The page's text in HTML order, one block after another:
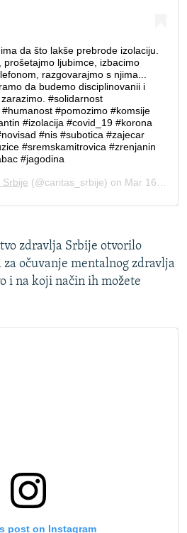
zdravlja Srbije otvorilo
očuvanje mentalnog zdravlja
i na koji način ih možete